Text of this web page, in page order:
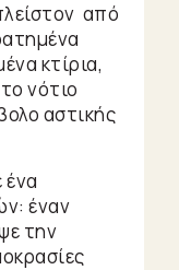
από
κτίρια,
νότιο
αστικής
ένα
έναν
την